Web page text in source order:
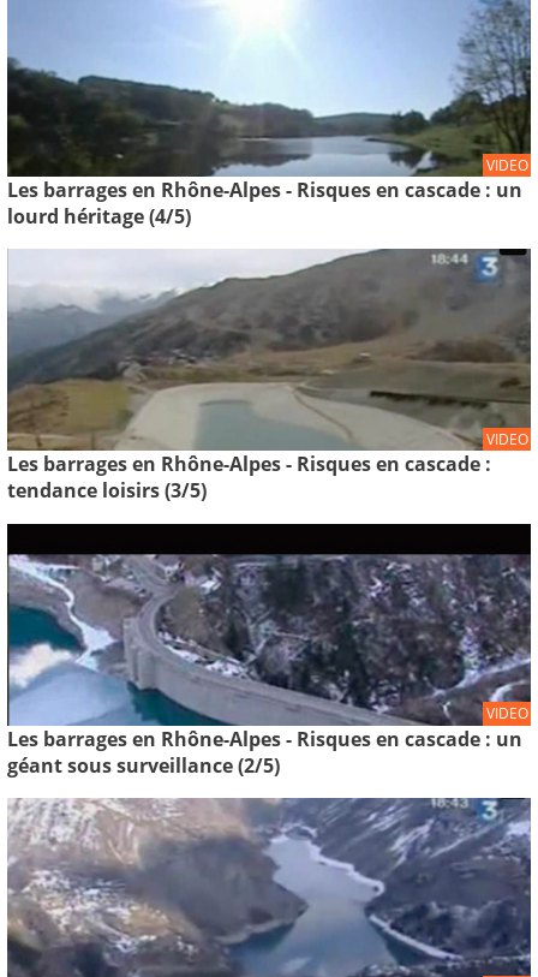
VIDEO
Les barrages en Rhône-Alpes - Risques en cascade : un
lourd héritage (4/5)
VIDEO
Les barrages en Rhône-Alpes - Risques en cascade :
tendance loisirs (3/5)
VIDEO
Les barrages en Rhône-Alpes - Risques en cascade : un
géant sous surveillance (2/5)